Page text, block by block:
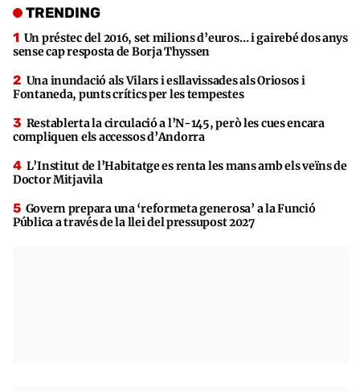
TRENDING
Un préstec del 2016, set milions d’euros… i gairebé dos anys
sense cap resposta de Borja Thyssen
Una inundació als Vilars i esllavissades als Oriosos i
Fontaneda, punts crítics per les tempestes
Restablerta la circulació a l’N-145, però les cues encara
compliquen els accessos d’Andorra
L’Institut de l’Habitatge es renta les mans amb els veïns de
Doctor Mitjavila
Govern prepara una ‘reformeta generosa’ a la Funció
Pública a través de la llei del pressupost 2027